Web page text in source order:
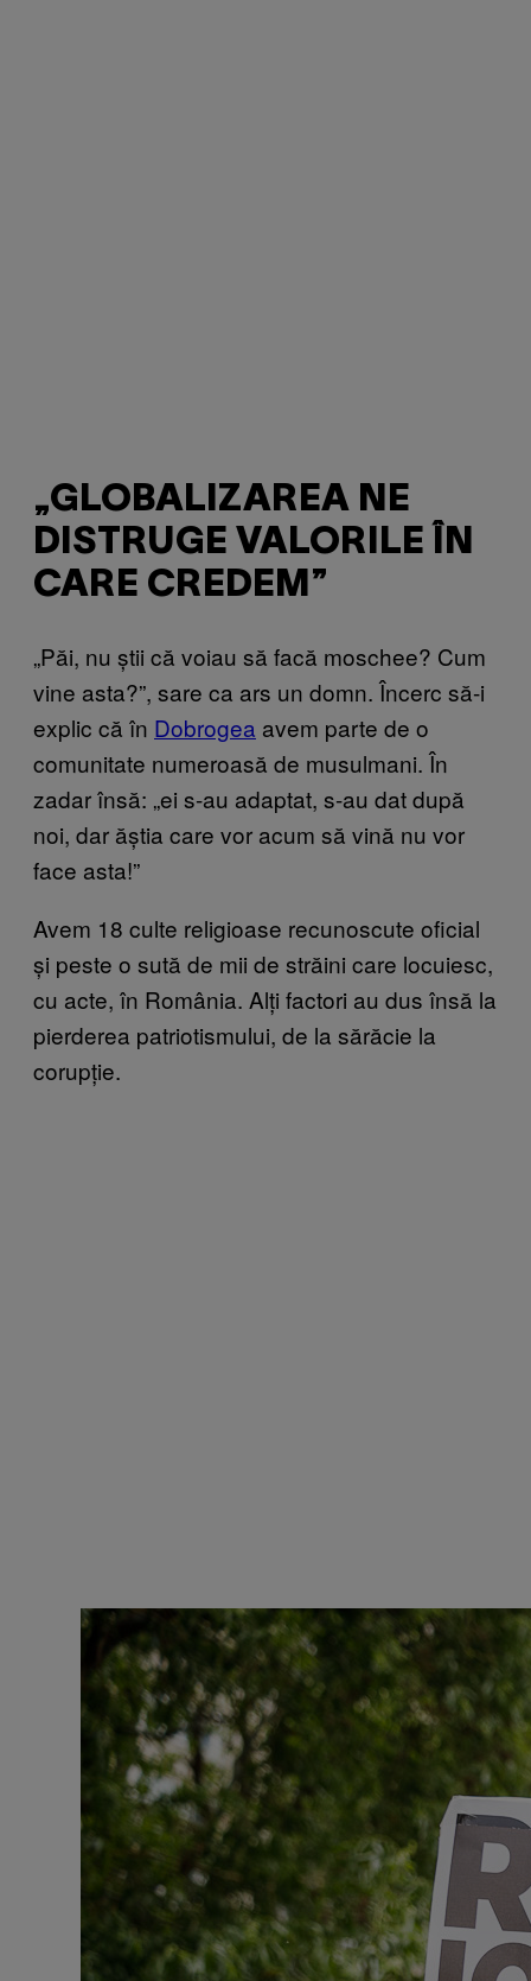
„GLOBALIZAREA NE
DISTRUGE VALORILE ÎN
CARE CREDEM”
„Păi, nu știi că voiau să facă moschee? Cum
vine asta?”, sare ca ars un domn. Încerc să-i
explic că în Dobrogea avem parte de o
comunitate numeroasă de musulmani. În
zadar însă: „ei s-au adaptat, s-au dat după
noi, dar ăștia care vor acum să vină nu vor
face asta!”
Avem 18 culte religioase recunoscute oficial
și peste o sută de mii de străini care locuiesc,
cu acte, în România. Alți factori au dus însă la
pierderea patriotismului, de la sărăcie la
corupție.